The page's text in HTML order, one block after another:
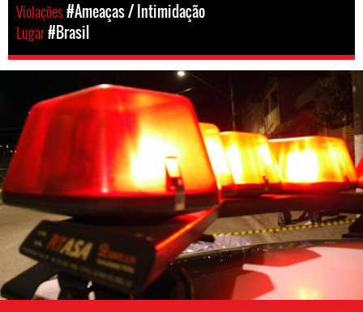
Violações#Ameaças / Intimidação
Lugar#Brasil
#Brazil-
general-
context.jpg